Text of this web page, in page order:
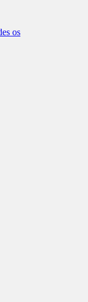
os